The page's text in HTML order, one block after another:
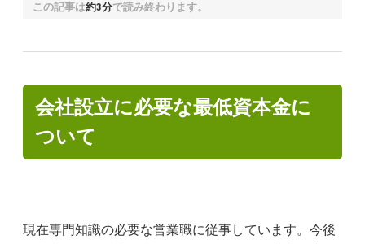
この記事は約3分で読み終わります。
会社設立に必要な最低資本金に
ついて
現在専門知識の必要な営業職に従事しています。今後